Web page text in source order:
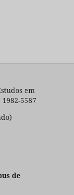
em
5587
de